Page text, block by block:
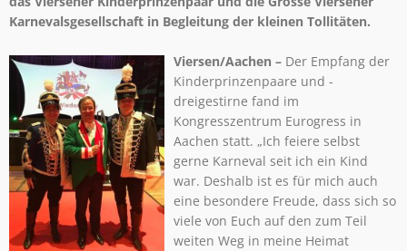
Karnevalsgesellschaft in Begleitung der kleinen Tollitäten.
Viersen/Aachen – Der Empfang der
Kinderprinzenpaare und -
dreigestirne fand im
Kongresszentrum Eurogress in
Aachen statt. „Ich feiere selbst
gerne Karneval seit ich ein Kind
war. Deshalb ist es für mich auch
eine besondere Freude, dass sich so
viele von Euch auf den zum Teil
weiten Weg in meine Heimat